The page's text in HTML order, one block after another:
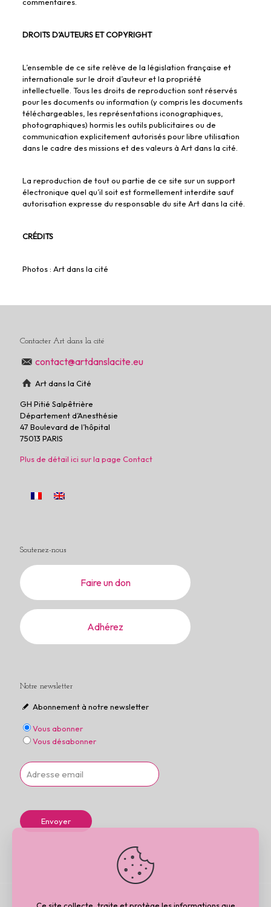
DROITS D’AUTEURS ET COPYRIGHT
L’ensemble de ce site relève de la législation française et
internationale sur le droit d’auteur et la propriété
intellectuelle. Tous les droits de reproduction sont réservés
pour les documents ou information (y compris les documents
téléchargeables, les représentations iconographiques,
photographiques) hormis les outils publicitaires ou de
communication explicitement autorisés pour libre utilisation
dans le cadre des missions et des valeurs à Art dans la cité.
La reproduction de tout ou partie de ce site sur un support
électronique quel qu’il soit est formellement interdite sauf
autorisation expresse du responsable du site Art dans la cité.
CRÉDITS
Photos : Art dans la cité
Contacter Art dans la cité
contact@artdanslacite.eu
Art dans la Cité
GH Pitié Salpêtrière
Département d’Anesthésie
47 Boulevard de l’hôpital
75013 PARIS
Plus de détail ici sur la page Contact
Soutenez-nous
Faire un don
Adhérez
Notre newsletter
Abonnement à notre newsletter
Vous abonner
Vous désabonner